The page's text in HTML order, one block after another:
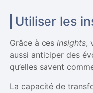
Utiliser les
Grâce à ces insights,
aussi anticiper des
qu’elles savent
La capacité de